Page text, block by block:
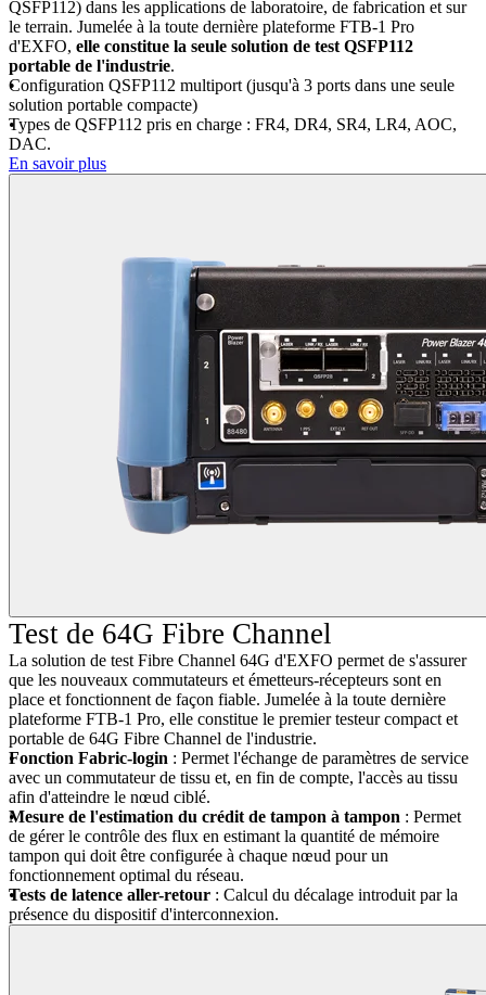
QSFP112) dans les applications de laboratoire, de fabrication et sur
le terrain. Jumelée à la toute dernière plateforme FTB-1 Pro
d'EXFO, elle constitue la seule solution de test QSFP112
portable de l'industrie.
Configuration QSFP112 multiport (jusqu'à 3 ports dans une seule
solution portable compacte)
Types de QSFP112 pris en charge : FR4, DR4, SR4, LR4, AOC,
DAC.
En savoir plus
Test de 64G Fibre Channel
La solution de test Fibre Channel 64G d'EXFO permet de s'assurer
que les nouveaux commutateurs et émetteurs-récepteurs sont en
place et fonctionnent de façon fiable. Jumelée à la toute dernière
plateforme FTB-1 Pro, elle constitue le premier testeur compact et
portable de 64G Fibre Channel de l'industrie.
Fonction Fabric-login : Permet l'échange de paramètres de service
avec un commutateur de tissu et, en fin de compte, l'accès au tissu
afin d'atteindre le nœud ciblé.
Mesure de l'estimation du crédit de tampon à tampon : Permet
de gérer le contrôle des flux en estimant la quantité de mémoire
tampon qui doit être configurée à chaque nœud pour un
fonctionnement optimal du réseau.
Tests de latence aller-retour : Calcul du décalage introduit par la
présence du dispositif d'interconnexion.